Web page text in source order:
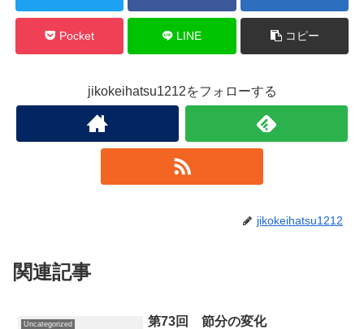
Pocket LINE コピー
jikokeihatsu1212をフォローする
jikokeihatsu1212
関連記事
Uncategorized 第73回 節分の変化